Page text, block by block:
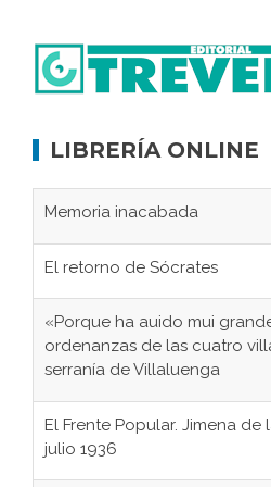
LIBRERÍA ONLINE
Memoria inacabada
El retorno de Sócrates
«Porque ha auido mui
ordenanzas de las cuatro
serranía de Villaluenga
El Frente Popular. Jimena
julio 1936